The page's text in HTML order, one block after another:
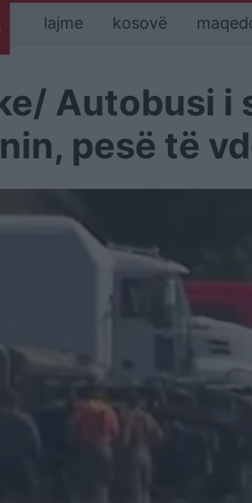
lajme kosovë
Autobusi i
pesë të